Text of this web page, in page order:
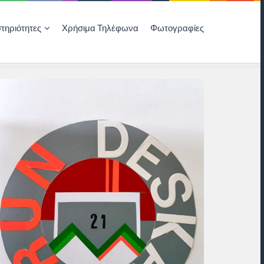
Χρήσιμα Τηλέφωνα Φωτογραφίες